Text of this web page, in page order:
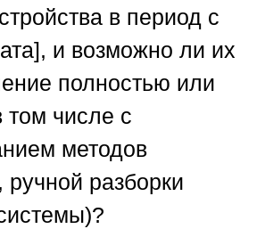
в период с
и возможно ли их
полностью или
том числе с
методов
разборки